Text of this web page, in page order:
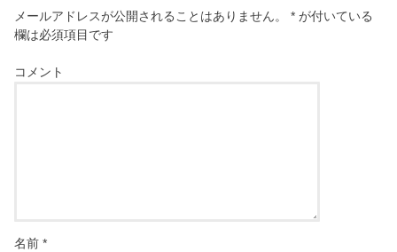
メールアドレスが公開されることはありません。 * が付いている
欄は必須項目です
コメント
名前*